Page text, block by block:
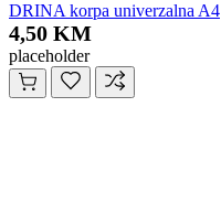
DRINA korpa univerzalna A4
4,50 KM
placeholder